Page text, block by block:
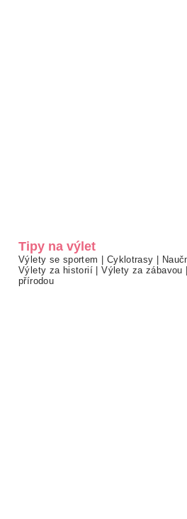
Tipy na výlet
Výlety se sportem | Cyklotrasy |
Výlety za historií |Výlety za zábavou |
přírodou